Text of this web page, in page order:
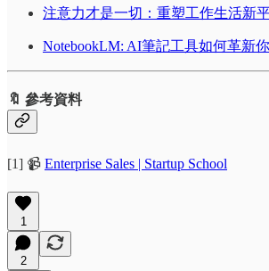
注意力才是一切：重塑工作生活新
NotebookLM: AI筆記工具如何革新
🔖 參考資料
[1] 📹 Enterprise Sales | Startup School
1
2